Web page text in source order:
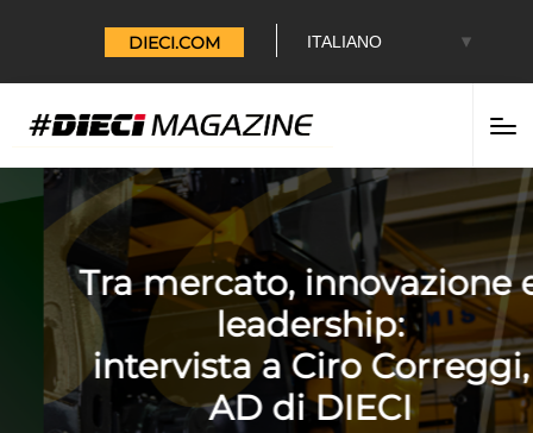
DIECI.COM
Tra mercato, innovazione e
leadership:
intervista a Ciro Correggi,
AD di DIECI